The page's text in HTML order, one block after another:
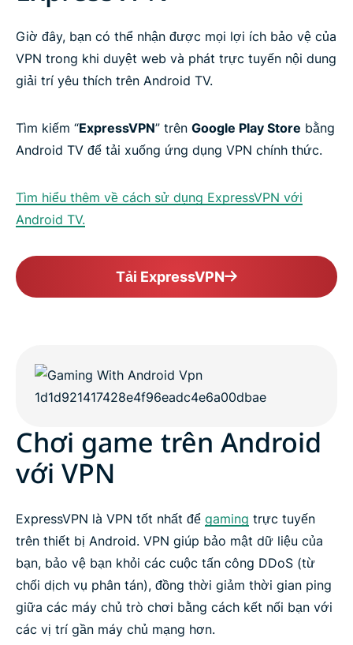
Giờ đây, bạn có thể nhận được mọi lợi ích bảo vệ của
VPN trong khi duyệt web và phát trực tuyến nội dung
giải trí yêu thích trên Android TV.
Tìm kiếm “ExpressVPN” trên Google Play Store bằng
Android TV để tải xuống ứng dụng VPN chính thức.
Tìm hiểu thêm về cách sử dụng ExpressVPN với
Android TV.
Tải ExpressVPN
Chơi game trên Android
với VPN
ExpressVPN là VPN tốt nhất để gaming trực tuyến
trên thiết bị Android. VPN giúp bảo mật dữ liệu của
bạn, bảo vệ bạn khỏi các cuộc tấn công DDoS (từ
chối dịch vụ phân tán), đồng thời giảm thời gian ping
giữa các máy chủ trò chơi bằng cách kết nối bạn với
các vị trí gần máy chủ mạng hơn.